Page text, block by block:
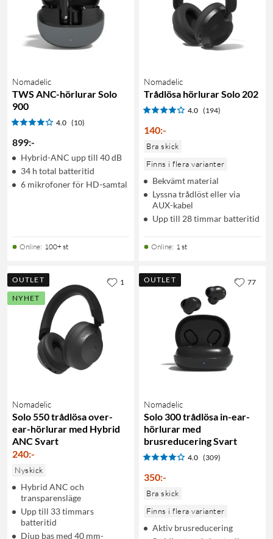
Nomadelic
TWS ANC-hörlurar Solo
900
4.0 (10)
899:-
Hybrid-ANC upp till 40 dB
34 h total batteritid
6 mikrofoner för HD-samtal
Online: 100+ st
Nomadelic
Trådlösa hörlurar Solo 202
4.0 (194)
140:-
Bra skick
Finns i flera varianter
Bekvämt material
Lyssna trådlöst eller via
AUX-kabel
Upp till 28 timmar batteritid
Online: 1 st
OUTLET
NYHET
Nomadelic
Solo 550 trådlösa over-
ear-hörlurar med Hybrid
ANC Svart
240:-
Nyskick
Hybrid ANC och
transparensläge
Upp till 33 timmars
batteritid
Djup bas med 40 mm-
1 OUTLET
Nomadelic
Solo 300 trådlösa in-ear-
hörlurar med
brusreducering Svart
4.0 (309)
350:-
Bra skick
Finns i flera varianter
Aktiv brusreducering
77